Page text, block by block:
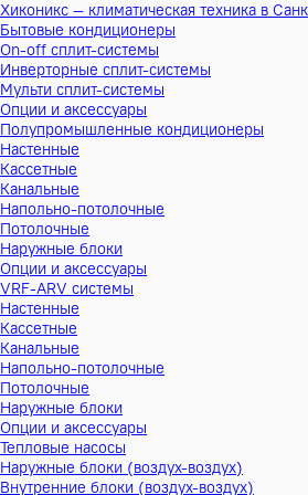
Хиконикс — климатическая техника в
Бытовые кондиционеры
On-off сплит-системы
Инверторные сплит-системы
Мульти сплит-системы
Опции и аксессуары
Полупромышленные кондиционеры
Настенные
Кассетные
Канальные
Напольно-потолочные
Потолочные
Наружные блоки
Опции и аксессуары
VRF-ARV системы
Настенные
Кассетные
Канальные
Напольно-потолочные
Потолочные
Наружные блоки
Опции и аксессуары